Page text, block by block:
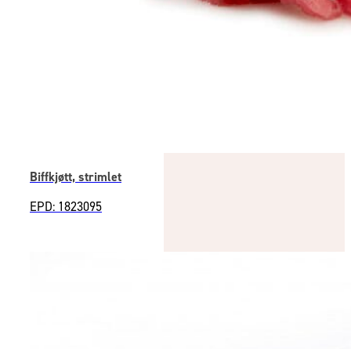
Biffkjøtt, strimlet
EPD: 1823095